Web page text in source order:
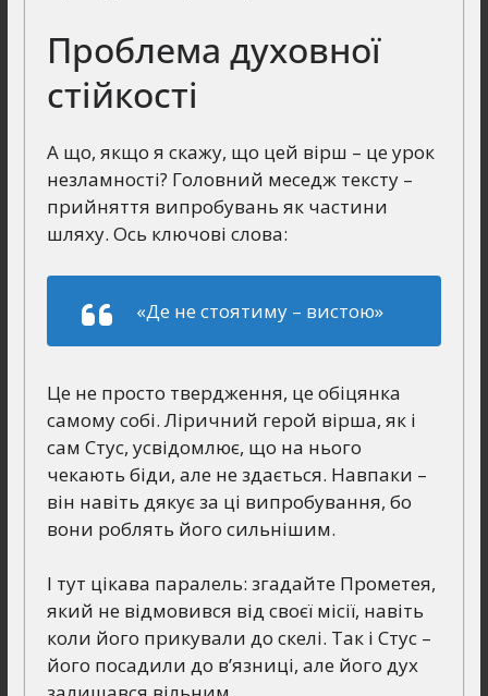
Проблема духовної
стійкості
А що, якщо я скажу, що цей вірш – це урок
незламності? Головний меседж тексту –
прийняття випробувань як частини
шляху. Ось ключові слова:
«Де не стоятиму – вистою»
Це не просто твердження, це обіцянка
самому собі. Ліричний герой вірша, як і
сам Стус, усвідомлює, що на нього
чекають біди, але не здається. Навпаки –
він навіть дякує за ці випробування, бо
вони роблять його сильнішим.
І тут цікава паралель: згадайте Прометея,
який не відмовився від своєї місії, навіть
коли його прикували до скелі. Так і Стус –
його посадили до в’язниці, але його дух